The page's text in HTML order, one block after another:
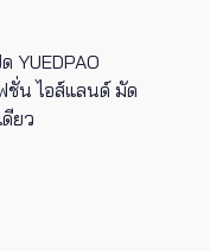
YUEDPAO
ชั่น ไอส์แลนด์ มัด
ยว